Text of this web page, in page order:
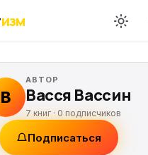
изм
В
АВТОР
Васся Вассин
7 книг ·0 подписчиков
Подписаться